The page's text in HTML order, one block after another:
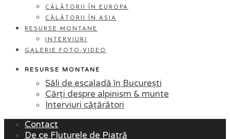
CĂLĂTORII ÎN EUROPA
CĂLĂTORII ÎN ASIA
RESURSE MONTANE
INTERVIURI
GALERIE FOTO-VIDEO
RESURSE MONTANE
Săli de escaladă în București
Cărți despre alpinism & munte
Interviuri cățărători
Contact
De ce Fluturele de Piatră